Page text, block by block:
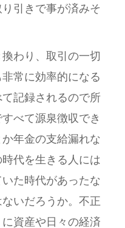
引きで事が済みそ
わり、取引の一切
常に効率的になる
記録されるので所
べて源泉徴収でき
年金の支給漏れな
代を生きる人には
た時代があったな
いだろうか。不正
資産や日々の経済